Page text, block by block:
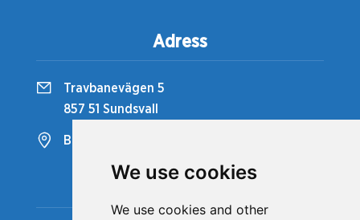
We use cookies
We use cookies and other
Adress
Travbanevägen 5
857 51 Sundsvall
Bergsåkers Travbana